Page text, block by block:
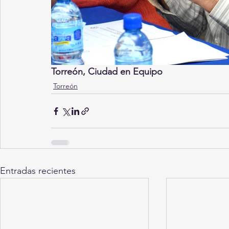
Torreón, Ciudad en Equipo
Torreón
Entradas recientes